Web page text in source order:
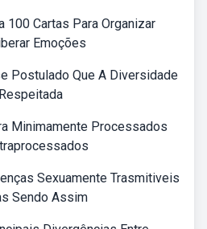
100 Cartas Para Organizar
Emoções
Postulado Que A Diversidade
Minimamente Processados
Sexuamente Trasmitiveis
Sendo Assim